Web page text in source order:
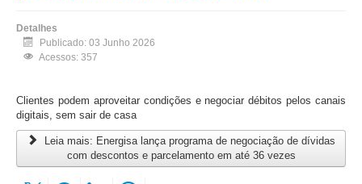
Detalhes
Publicado: 03 Junho 2026
Acessos: 357
Clientes podem aproveitar condições e negociar débitos pelos canais
digitais, sem sair de casa
Leia mais: Energisa lança programa de negociação de dívidas
com descontos e parcelamento em até 36 vezes